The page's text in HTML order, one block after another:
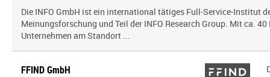
Die INFO GmbH ist ein international tätiges Full-Service-Institut
Meinungsforschung und Teil der INFO Research Group. Mit ca.
Unternehmen am Standort ...
FFIND GmbH